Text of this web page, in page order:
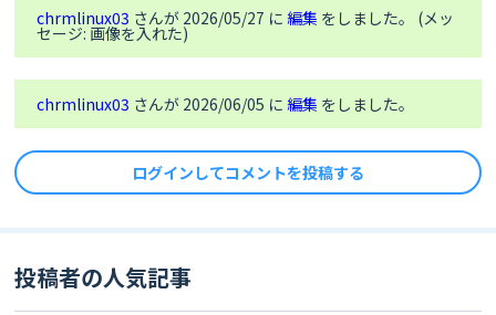
chrmlinux03 さんが 2026/05/27 に編集 をしました。 (メッ
セージ: 画像を入れた)
chrmlinux03 さんが 2026/06/05 に編集 をしました。
ログインしてコメントを投稿する
投稿者の人気記事